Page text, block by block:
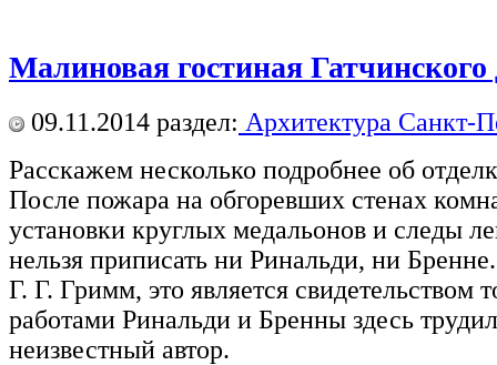
Малиновая гостиная Гатчинского
09.11.2014 раздел: Архитектура Санкт-
Расскажем несколько подробнее об
После пожара на обгоревших стенах
установки круглых медальонов и следы
нельзя приписать ни Ринальди, ни
Г. Г. Гримм, это является свидетельством
работами Ринальди и Бренны здесь
неизвестный автор.